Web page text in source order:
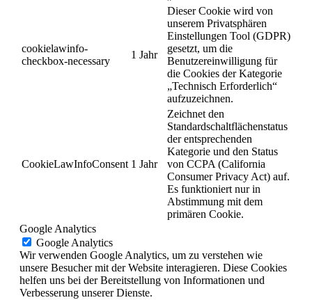
cookielawinfo-
checkbox-necessary
1 Jahr
Dieser Cookie wird von
unserem Privatsphären
Einstellungen Tool (GDPR)
gesetzt, um die
Benutzereinwilligung für
die Cookies der Kategorie
„Technisch Erforderlich“
aufzuzeichnen.
CookieLawInfoConsent 1 Jahr
Zeichnet den
Standardschaltflächenstatus
der entsprechenden
Kategorie und den Status
von CCPA (California
Consumer Privacy Act) auf.
Es funktioniert nur in
Abstimmung mit dem
primären Cookie.
Google Analytics
Google Analytics
Wir verwenden Google Analytics, um zu verstehen wie
unsere Besucher mit der Website interagieren. Diese Cookies
helfen uns bei der Bereitstellung von Informationen und
Verbesserung unserer Dienste.